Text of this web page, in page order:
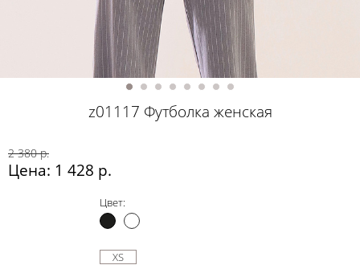
z01117 Футболка женская
2 380 р.
Цена: 1 428 р.
Цвет:
XS